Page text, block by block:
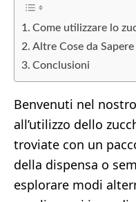
Come utilizzare lo
Altre Cose da Sapere
Conclusioni
Benvenuti nel
all’utilizzo dello
troviate con un
della dispensa o
esplorare modi